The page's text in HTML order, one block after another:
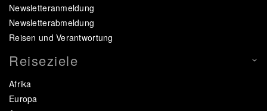
Newsletteranmeldung
Newsletterabmeldung
Reisen und Verantwortung
Reiseziele
Afrika
Europa